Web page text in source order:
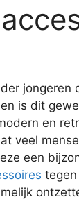
jongeren
is dit
en
veel
een
tegen